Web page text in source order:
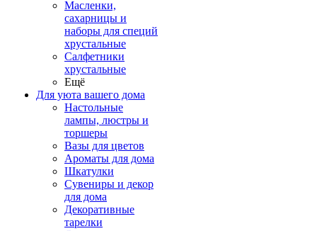
Масленки,
сахарницы и
наборы для специй
хрустальные
Салфетники
хрустальные
Ещё
Для уюта вашего дома
Настольные
лампы, люстры и
торшеры
Вазы для цветов
Ароматы для дома
Шкатулки
Сувениры и декор
для дома
Декоративные
тарелки